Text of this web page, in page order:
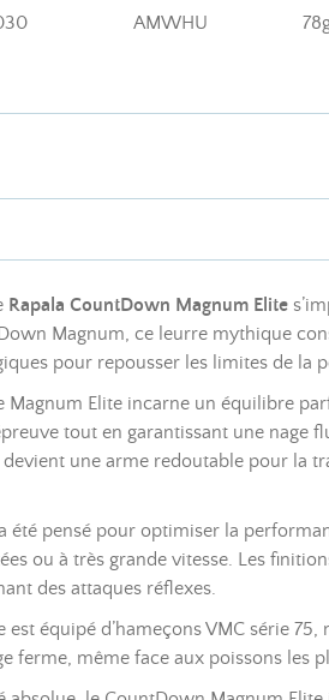
AMWHU
Rapala CountDown Magnum Elite
Magnum, ce leurre mythique
pour repousser les limites de la
Magnum Elite incarne un équilibre
tout en garantissant une
une arme redoutable pour la
été pensé pour optimiser la
ou à très grande vitesse. Les
des attaques réflexes.
équipé d’hameçons VMC série
ferme, même face aux poissons les